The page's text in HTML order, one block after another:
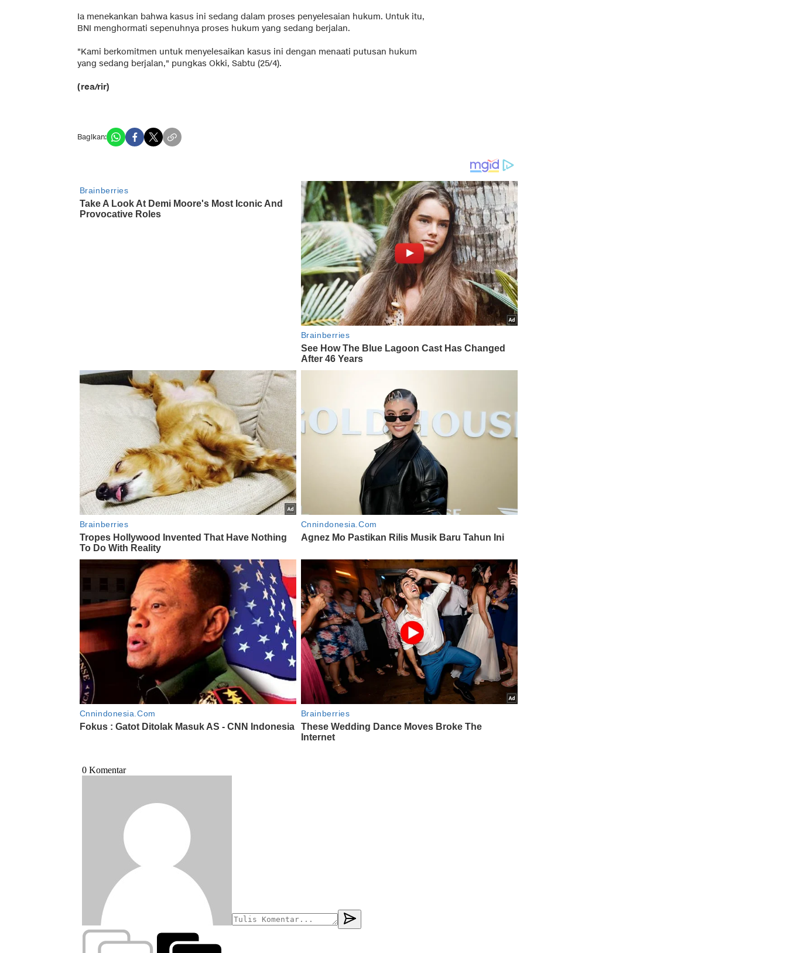
Ia menekankan bahwa kasus ini sedang dalam proses penyelesaian hukum. Untuk itu,
BNI menghormati sepenuhnya proses hukum yang sedang berjalan.
"Kami berkomitmen untuk menyelesaikan kasus ini dengan menaati putusan hukum
yang sedang berjalan," pungkas Okki, Sabtu (25/4).
(rea/rir)
Bagikan: